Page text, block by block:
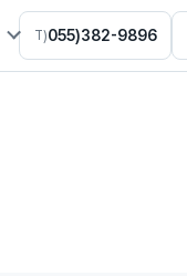
T)055)382-9896